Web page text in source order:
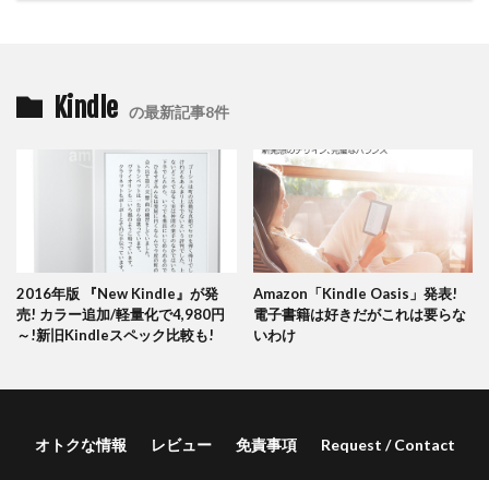
Kindle の最新記事8件
2016年版 『New Kindle』が発
売! カラー追加/軽量化で4,980円
～!新旧Kindleスペック比較も!
Amazon「Kindle Oasis」発表!
電子書籍は好きだがこれは要らな
いわけ
オトクな情報 レビュー 免責事項 Request / Contact